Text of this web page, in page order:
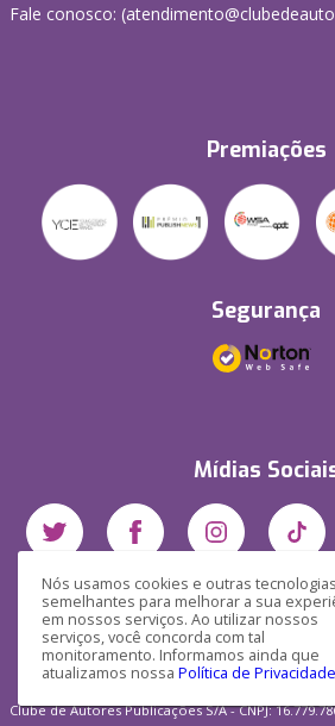
Nós usamos cookies e outras tecnologias
semelhantes para melhorar a sua
em nossos serviços. Ao utilizar nossos
serviços, você concorda com tal
monitoramento. Informamos ainda que
atualizamos nossa Política de Privacidade
Fale conosco:
Premiações
Segurança
Mídias
Clube de Autores Publicações S/A - CNPJ: